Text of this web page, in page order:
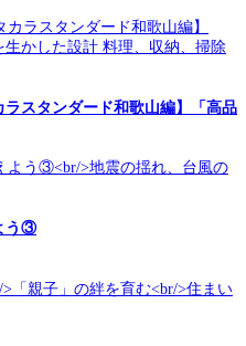
スタンダード和歌山編】「高品
う③